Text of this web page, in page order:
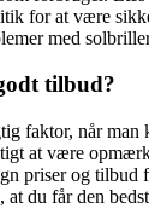
for at være
med
tilbud?
faktor, når man
at være
priser og tilbud
du får den